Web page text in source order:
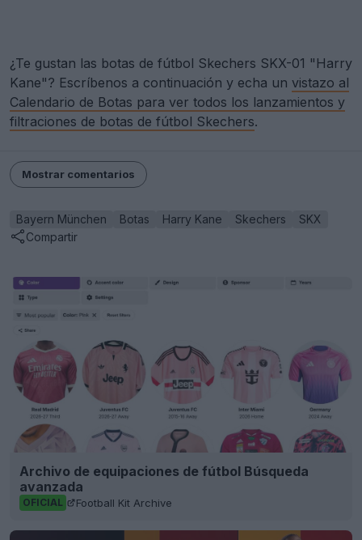
¿Te gustan las botas de fútbol Skechers SKX-01 "Harry
Kane"? Escríbenos a continuación y echa un vistazo al
Calendario de Botas para ver todos los lanzamientos y
filtraciones de botas de fútbol Skechers.
Mostrar comentarios
Bayern München Botas Harry Kane Skechers
SKX
Compartir
Archivo de equipaciones de fútbol Búsqueda
avanzada
OFICIAL Football Kit Archive